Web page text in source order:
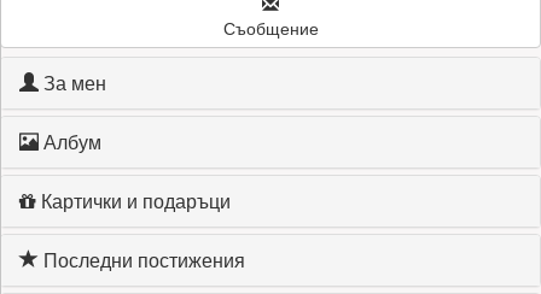
Съобщение
За мен
Албум
Картички и подаръци
Последни постижения